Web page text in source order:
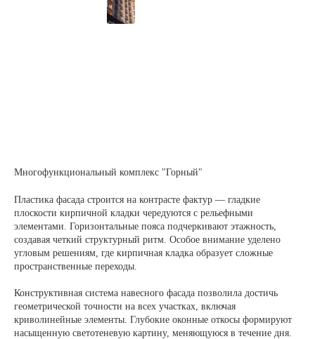
Многофункциональный комплекс "Горный"
Пластика фасада строится на контрасте фактур — гладкие
плоскости кирпичной кладки чередуются с рельефными
элементами. Горизонтальные пояса подчеркивают этажность,
создавая четкий структурный ритм. Особое внимание уделено
угловым решениям, где кирпичная кладка образует сложные
пространственные переходы.
Конструктивная система навесного фасада позволила достичь
геометрической точности на всех участках, включая
криволинейные элементы. Глубокие оконные откосы формируют
насыщенную светотеневую картину, меняющуюся в течение дня.